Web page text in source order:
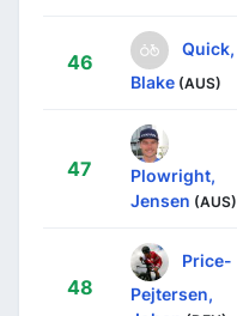
46
Quick,
Blake (AUS)
47
Plowright,
Jensen (AUS)
48
Price-
Pejtersen,